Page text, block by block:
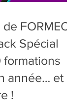
FORMEO,
Spécial
formations
année… et